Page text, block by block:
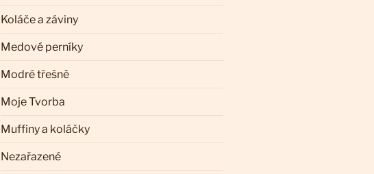
Koláče a záviny
Medové perníky
Modré třešně
Moje Tvorba
Muffiny a koláčky
Nezařazené